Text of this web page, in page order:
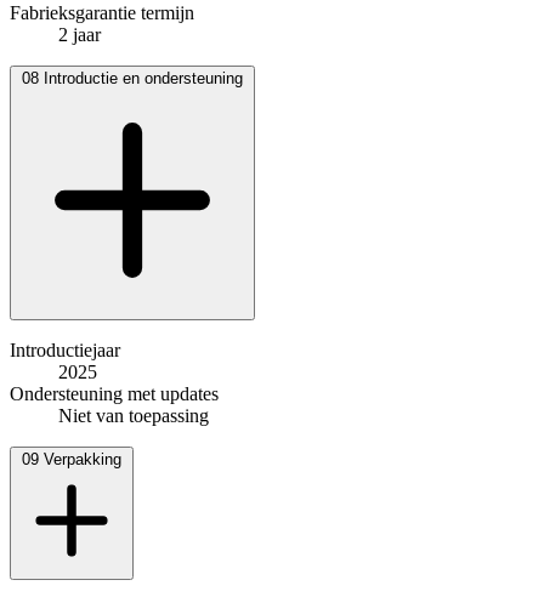
Fabrieksgarantie termijn
2 jaar
08 Introductie en ondersteuning
Introductiejaar
2025
Ondersteuning met updates
Niet van toepassing
09 Verpakking